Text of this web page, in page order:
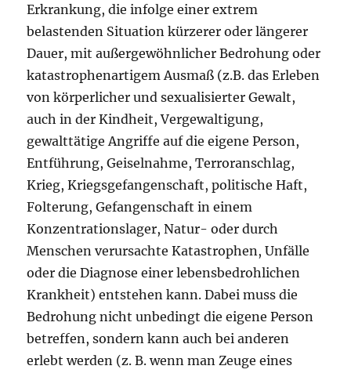
Erkrankung, die infolge einer extrem
belastenden Situation kürzerer oder längerer
Dauer, mit außergewöhnlicher Bedrohung oder
katastrophenartigem Ausmaß (z.B. das Erleben
von körperlicher und sexualisierter Gewalt,
auch in der Kindheit, Vergewaltigung,
gewalttätige Angriffe auf die eigene Person,
Entführung, Geiselnahme, Terroranschlag,
Krieg, Kriegsgefangenschaft, politische Haft,
Folterung, Gefangenschaft in einem
Konzentrationslager, Natur- oder durch
Menschen verursachte Katastrophen, Unfälle
oder die Diagnose einer lebensbedrohlichen
Krankheit) entstehen kann. Dabei muss die
Bedrohung nicht unbedingt die eigene Person
betreffen, sondern kann auch bei anderen
erlebt werden (z. B. wenn man Zeuge eines